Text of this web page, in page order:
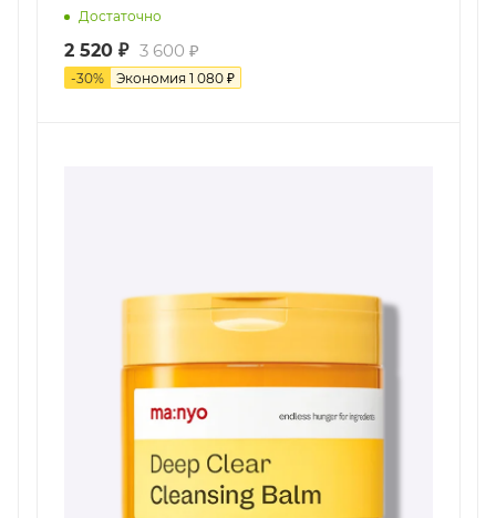
Достаточно
2 520 ₽ 3 600 ₽
-30% Экономия 1 080 ₽